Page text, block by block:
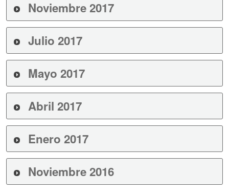
Noviembre 2017
Julio 2017
Mayo 2017
Abril 2017
Enero 2017
Noviembre 2016